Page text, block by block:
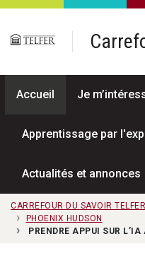
Passer au contenu principal
Accueil Je
Apprentissage par
Actualités et annonces
CARREFOUR DU SAVOIR TELFER
PHOENIX HUDSON
PRENDRE APPUI SUR